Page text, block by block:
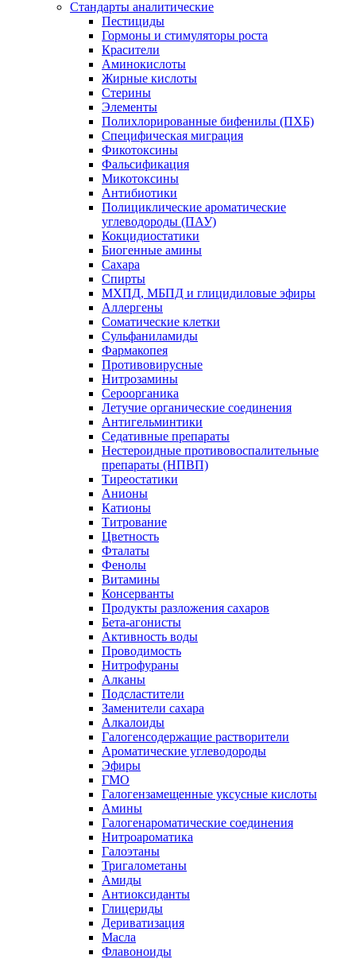
Стандарты аналитические
Пестициды
Гормоны и стимуляторы роста
Красители
Аминокислоты
Жирные кислоты
Стерины
Элементы
Полихлорированные бифенилы (ПХБ)
Специфическая миграция
Фикотоксины
Фальсификация
Микотоксины
Антибиотики
Полициклические ароматические
углеводороды (ПАУ)
Кокцидиостатики
Биогенные амины
Сахара
Спирты
МХПД, МБПД и глицидиловые эфиры
Аллергены
Соматические клетки
Сульфаниламиды
Фармакопея
Противовирусные
Нитрозамины
Сероорганика
Летучие органические соединения
Антигельминтики
Седативные препараты
Нестероидные противовоспалительные
препараты (НПВП)
Тиреостатики
Анионы
Катионы
Титрование
Цветность
Фталаты
Фенолы
Витамины
Консерванты
Продукты разложения сахаров
Бета-агонисты
Активность воды
Проводимость
Нитрофураны
Алканы
Подсластители
Заменители сахара
Алкалоиды
Галогенсодержащие растворители
Ароматические углеводороды
Эфиры
ГМО
Галогензамещенные уксусные кислоты
Амины
Галогенароматические соединения
Нитроароматика
Галоэтаны
Тригалометаны
Амиды
Антиоксиданты
Глицериды
Дериватизация
Масла
Флавоноиды